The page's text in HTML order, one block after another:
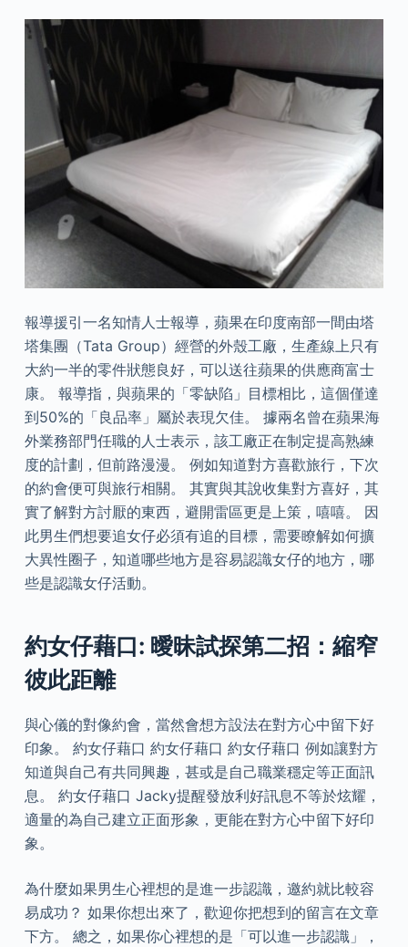
報導援引一名知情人士報導，蘋果在印度南部一間由塔
塔集團（Tata Group）經營的外殼工廠，生產線上只有
大約一半的零件狀態良好，可以送往蘋果的供應商富士
康。 報導指，與蘋果的「零缺陷」目標相比，這個僅達
到50%的「良品率」屬於表現欠佳。 據兩名曾在蘋果海
外業務部門任職的人士表示，該工廠正在制定提高熟練
度的計劃，但前路漫漫。 例如知道對方喜歡旅行，下次
的約會便可與旅行相關。 其實與其說收集對方喜好，其
實了解對方討厭的東西，避開雷區更是上策，嘻嘻。 因
此男生們想要追女仔必須有追的目標，需要瞭解如何擴
大異性圈子，知道哪些地方是容易認識女仔的地方，哪
些是認識女仔活動。
約女仔藉口: 曖昧試探第二招：縮窄
彼此距離
與心儀的對像約會，當然會想方設法在對方心中留下好
印象。 約女仔藉口 約女仔藉口 約女仔藉口 例如讓對方
知道與自己有共同興趣，甚或是自己職業穩定等正面訊
息。 約女仔藉口 Jacky提醒發放利好訊息不等於炫耀，
適量的為自己建立正面形象，更能在對方心中留下好印
象。
為什麼如果男生心裡想的是進一步認識，邀約就比較容
易成功？ 如果你想出來了，歡迎你把想到的留言在文章
下方。 總之，如果你心裡想的是「可以進一步認識」，